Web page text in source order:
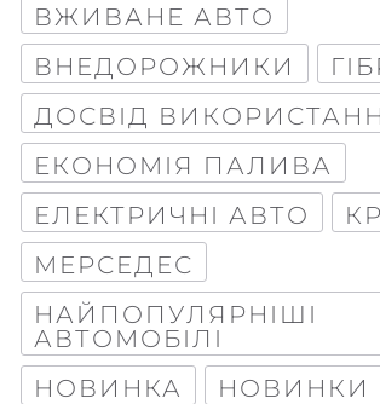
ВЖИВАНЕ АВТО
ВНЕДОРОЖНИКИ
ДОСВІД
ЕКОНОМІЯ ПАЛИВА
ЕЛЕКТРИЧНІ АВТО
МЕРСЕДЕС
НАЙПОПУЛЯРНІШІ
АВТОМОБІЛІ
НОВИНКА
НОВИНКИ